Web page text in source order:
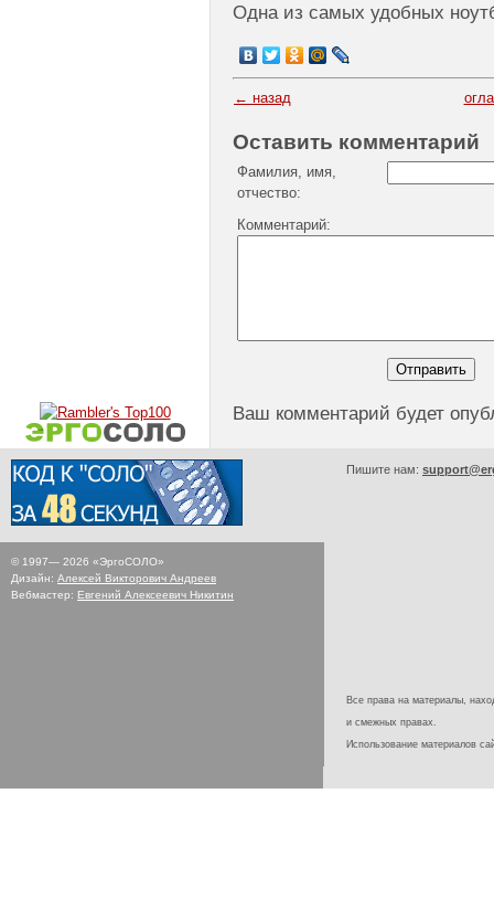
Одна из самых удобных
← назад
Оставить комментарий
Фамилия, имя,
отчество:
Комментарий:
Ваш комментарий будет
© 1997— 2026 «ЭргоСОЛО»
Дизайн: Алексей Викторович Андреев
Вебмастер: Евгений Алексеевич Никитин
Пишите нам:
Все права на материалы,
и смежных правах.
Использование материалов